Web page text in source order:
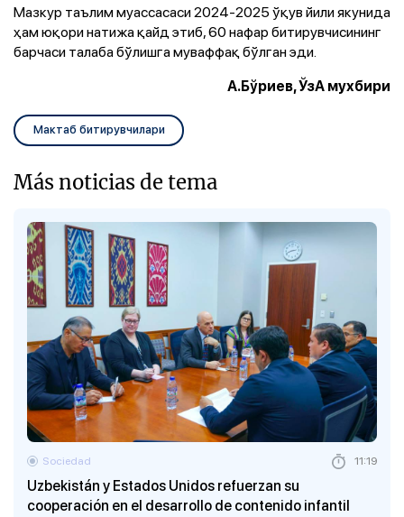
Мазкур таълим муассасаси 2024-2025 ўқув йили якунида
ҳам юқори натижа қайд этиб, 60 нафар битирувчисининг
барчаси талаба бўлишга муваффақ бўлган эди.
А.Бўриев, ЎзА мухбири
Мактаб битирувчилари
Más noticias de tema
Uzbekistán y Estados Unidos refuerzan su
cooperación en el desarrollo de contenido infantil
Sociedad 11:19